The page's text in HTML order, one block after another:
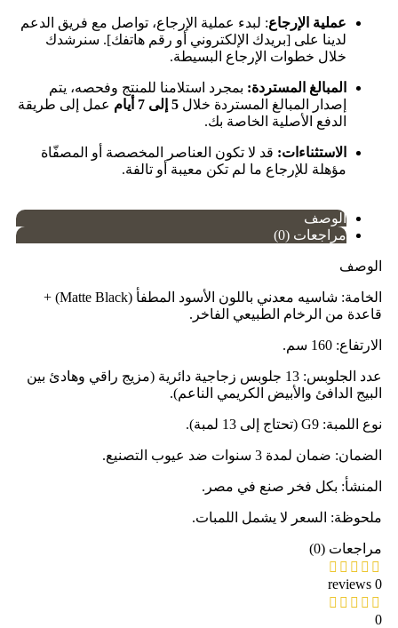
عملية الإرجاع: لبدء عملية الإرجاع، تواصل مع فريق الدعم
لدينا على [بريدك الإلكتروني أو رقم هاتفك]. سنرشدك
خلال خطوات الإرجاع البسيطة.
المبالغ المستردة: بمجرد استلامنا للمنتج وفحصه، يتم
إصدار المبالغ المستردة خلال 5 إلى 7 أيام
عمل إلى طريقة
الدفع الأصلية الخاصة بك.
الاستثناءات: قد لا تكون العناصر المخصصة أو المصفّاة
مؤهلة للإرجاع ما لم تكن معيبة أو تالفة.
الوصف
مراجعات (0)
الوصف
الخامة: شاسيه معدني باللون الأسود المطفأ (Matte Black) +
قاعدة من الرخام الطبيعي الفاخر.
الارتفاع: 160 سم.
عدد الجلوبس: 13 جلوبس زجاجية دائرية (مزيج راقي وهادئ بين
البيج الدافئ والأبيض الكريمي الناعم).
نوع اللمبة: G9 (تحتاج إلى 13 لمبة).
الضمان: ضمان لمدة 3 سنوات ضد عيوب التصنيع.
المنشأ: بكل فخر صنع في مصر.
ملحوظة: السعر لا يشمل اللمبات.
مراجعات (0)
0 reviews
0